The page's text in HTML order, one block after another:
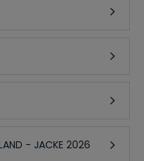
- JACKE 2026